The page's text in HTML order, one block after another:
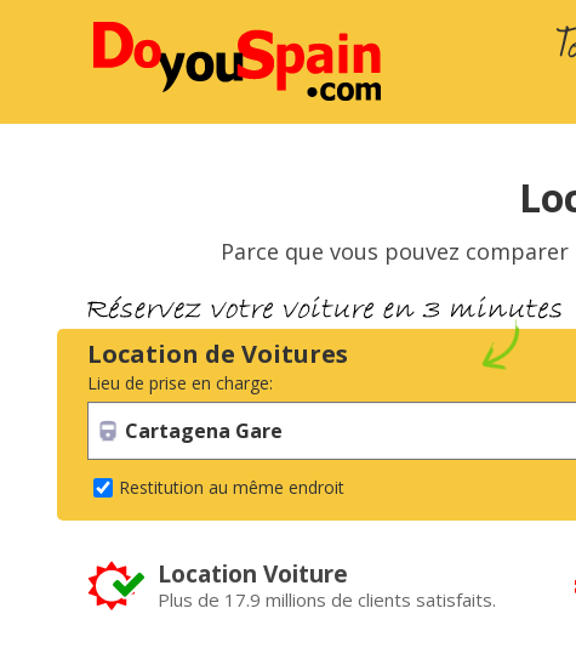
Parce que vous pouvez
Location de Voitures
Lieu de prise en charge:
Restitution au même endroit
Location Voiture
Plus de 17.9 millions de clients satisfaits.